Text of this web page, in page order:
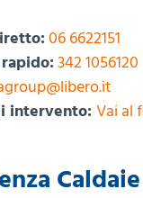
06 6622151
342 1056120
intervento: Vai al